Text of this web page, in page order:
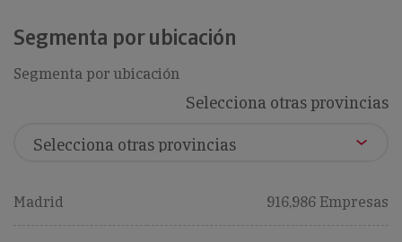
Segmenta por ubicación
Segmenta por ubicación
Selecciona otras provincias
Madrid 916,986 Empresas